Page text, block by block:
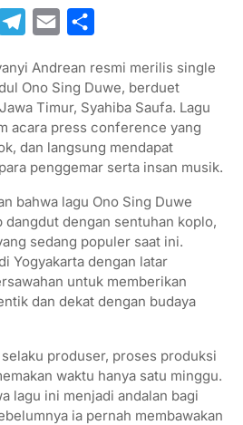
l
e
g
r
m
a
i
l
a
r
e
Andrean resmi merilis single
Ono Sing Duwe, berduet
Timur, Syahiba Saufa. Lagu
acara press conference yang
dan langsung mendapat
penggemar serta insan musik.
bahwa lagu Ono Sing Duwe
dengan sentuhan koplo,
sedang populer saat ini.
Yogyakarta dengan latar
untuk memberikan
dan dekat dengan budaya
produser, proses produksi
waktu hanya satu minggu.
lagu ini menjadi andalan bagi
ia pernah membawakan